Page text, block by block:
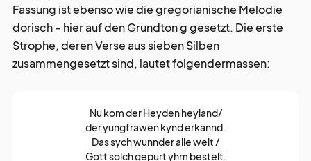
Fassung ist ebenso wie die gregorianische Melodie
dorisch - hier auf den Grundton g gesetzt. Die erste
Strophe, deren Verse aus sieben Silben
zusammengesetzt sind, lautet folgendermassen:
Nu kom der Heyden heyland/
der yungfrawen kynd erkannd.
Das sych wunnder alle welt /
Gott solch gepurt yhm bestelt.